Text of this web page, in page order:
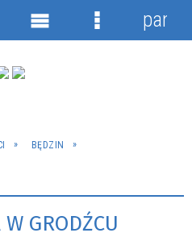
BĘDZIN
GRODŹCU
Menu
Menu
panel